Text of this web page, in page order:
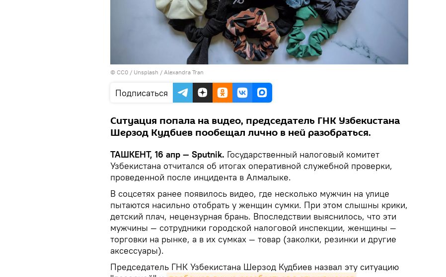
© СС0 / Unsplash / Alexandra Tran
Подписаться
Ситуация попала на видео, председатель ГНК Узбекистана
Шерзод Кудбиев пообещал лично в ней разобраться.
ТАШКЕНТ, 16 апр — Sputnik. Государственный налоговый комитет
Узбекистана отчитался об итогах оперативной служебной проверки,
проведенной после инцидента в Алмалыке.
В соцсетях ранее появилось видео, где несколько мужчин на улице
пытаются насильно отобрать у женщин сумки. При этом слышны крики,
детский плач, нецензурная брань. Впоследствии выяснилось, что эти
мужчины — сотрудники городской налоговой инспекции, женщины —
торговки на рынке, а в их сумках — товар (заколки, резинки и другие
аксессуары).
Председатель ГНК Узбекистана Шерзод Кудбиев назвал эту ситуацию